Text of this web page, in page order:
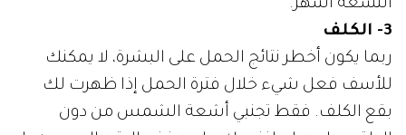
التسعة أشهر.
3- الكلف
ربما يكون أخطر نتائج الحمل على البشرة، لا يمكنك
للأسف فعل شيء خلال فترة الحمل إذا ظهرت لك
بقع الكلف. فقط تجنبي أشعة الشمس من دون